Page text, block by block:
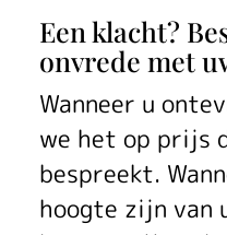
K
l
a
c
Een klacht?
onvrede met
Wanneer u
we het op prijs
bespreekt.
hoogte zijn van